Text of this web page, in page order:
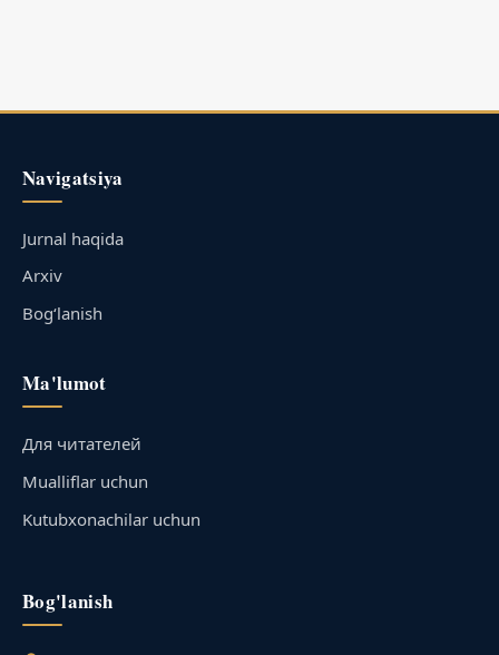
Navigatsiya
Jurnal haqida
Arxiv
Bog‘lanish
Ma'lumot
Для читателей
Mualliflar uchun
Kutubxonachilar uchun
Bog'lanish